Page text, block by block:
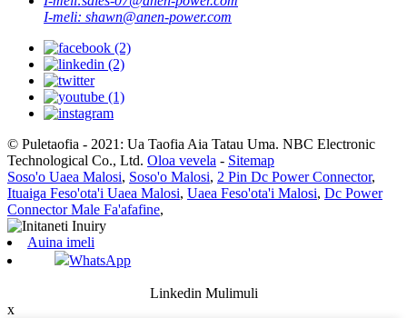
I-meli: shawn@anen-power.com
© Puletaofia - 2021: Ua Taofia Aia Tatau Uma. NBC Electronic
Technological Co., Ltd. Oloa vevela - Sitemap
Soso'o Uaea Malosi, Soso'o Malosi, 2 Pin Dc Power Connector,
Ituaiga Feso'ota'i Uaea Malosi, Uaea Feso'ota'i Malosi, Dc Power
Connector Male Fa'afafine,
Auina imeli
WhatsApp
Linkedin Mulimuli
x